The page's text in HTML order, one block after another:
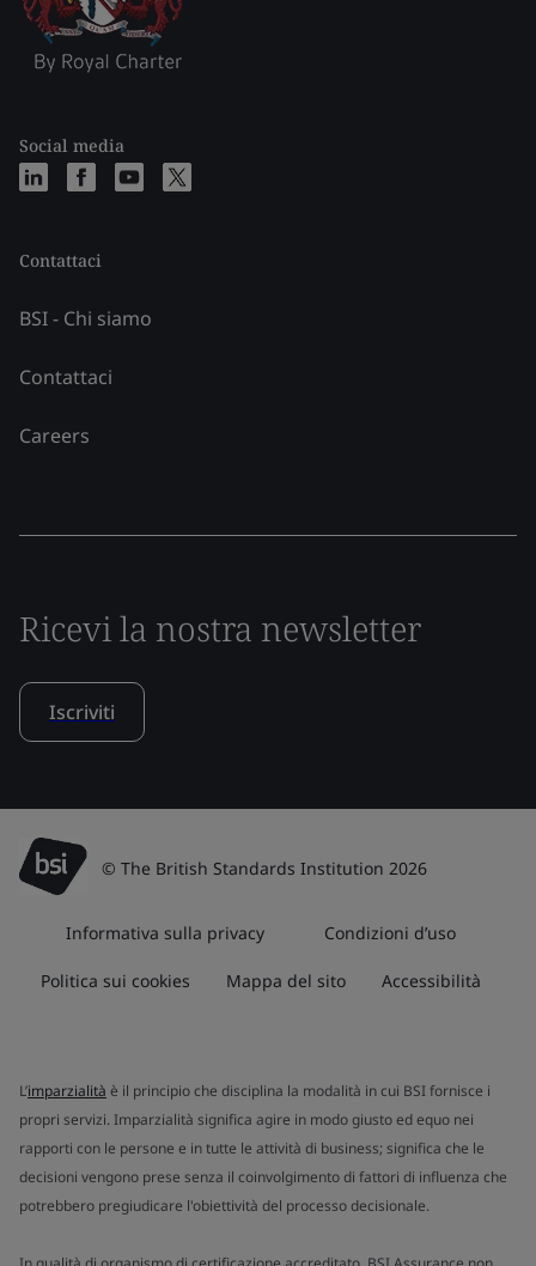
Social media
Contattaci
BSI - Chi siamo
Contattaci
Careers
Ricevi la nostra newsletter
Iscriviti
© The British Standards Institution 2026
Informativa sulla privacy Condizioni d’uso
Politica sui cookies Mappa del sito Accessibilità
L’imparzialità è il principio che disciplina la modalità in cui BSI fornisce i
propri servizi. Imparzialità significa agire in modo giusto ed equo nei
rapporti con le persone e in tutte le attività di business; significa che le
decisioni vengono prese senza il coinvolgimento di fattori di influenza che
potrebbero pregiudicare l'obiettività del processo decisionale.